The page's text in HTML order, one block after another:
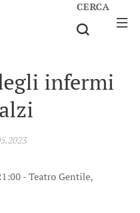
CERCA
infermi
- Teatro Gentile,